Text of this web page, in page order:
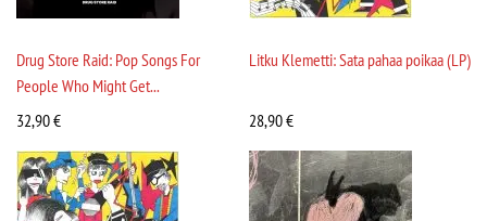
Drug Store Raid: Pop Songs For
People Who Might Get...
32,90€
Litku Klemetti: Sata pahaa poikaa (LP)
28,90€